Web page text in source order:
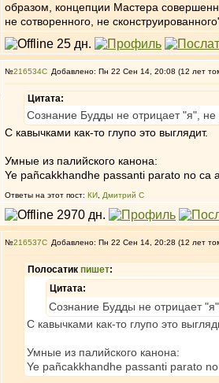
образом, концепции Мастера
не сотворенного, не
№216534 Добавлено: Пн 22 Сен 14, 20:08 (12 лет
Цитата:
Сознание Будды не отрицает "я", не
С кавычками как-то глупо это выглядит.
Умные из палийского канона:
Ye pañcakkhandhe passanti parato no ca
Ответы на этот пост: КИ Дмитрий С
№216537 Добавлено: Пн 22 Сен 14, 20:28 (12 лет
Полосатик пишет:
Цитата:
Сознание Будды не отрицает
С кавычками как-то глупо это
Умные из палийского канона:
Ye pañcakkhandhe passanti parato